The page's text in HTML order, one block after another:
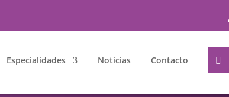
Especialidades Noticias Contacto